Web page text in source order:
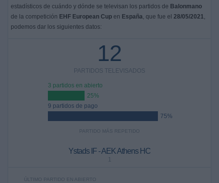
estadísticos de cuándo y dónde se televisan los partidos de Balonmano
de la competición EHF European Cup en España, que fue el 28/05/2021,
podemos dar los siguientes datos:
12
PARTIDOS TELEVISADOS
3 partidos en abierto
25%
9 partidos de pago
75%
PARTIDO MÁS REPETIDO
Ystads IF - AEK Athens HC
1
ÚLTIMO PARTIDO EN ABIERTO